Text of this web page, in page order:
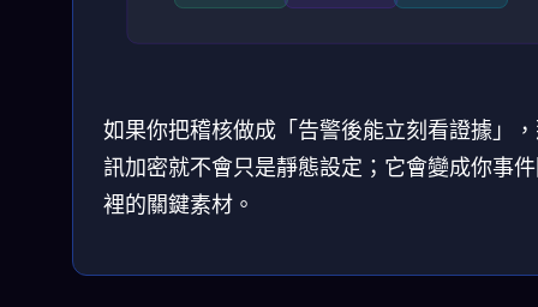
如果你把稽核做成「告警後能立刻看證據」
訊加密就不會只是靜態設定；它會變成你事
裡的關鍵素材。